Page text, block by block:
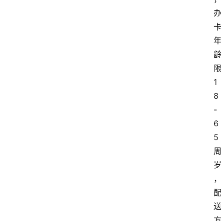
办
卡
年
龄
限
1
8
-
6
5
周
岁
，
配
送